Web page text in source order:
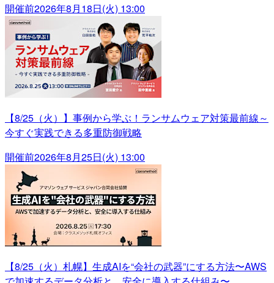
開催前2026年8月18日(火) 13:00
【8/25（火）】事例から学ぶ！ランサムウェア対策最前線～
今すぐ実践できる多重防御戦略
開催前2026年8月25日(火) 13:00
【8/25（火）札幌】生成AIを“会社の武器”にする方法〜AWS